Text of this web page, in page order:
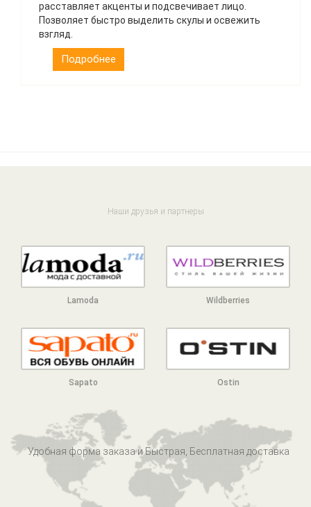
расставляет акценты и подсвечивает лицо.
Позволяет быстро выделить скулы и освежить
взгляд.
Подробнее
Наши друзья и партнеры
Lamoda Wildberries
Sapato Ostin
Удобная форма заказа и Быстрая, Бесплатная доставка